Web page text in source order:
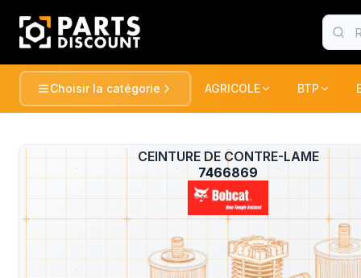
Choisir la catégorie AGRICOLE
TRACTEURS ET RECOLTE
PULVERISATION
CONSOMABLE
CHARGEUR
BTP
DUMPER
?
CEINTURE DE CONTRE-LAME
7466869